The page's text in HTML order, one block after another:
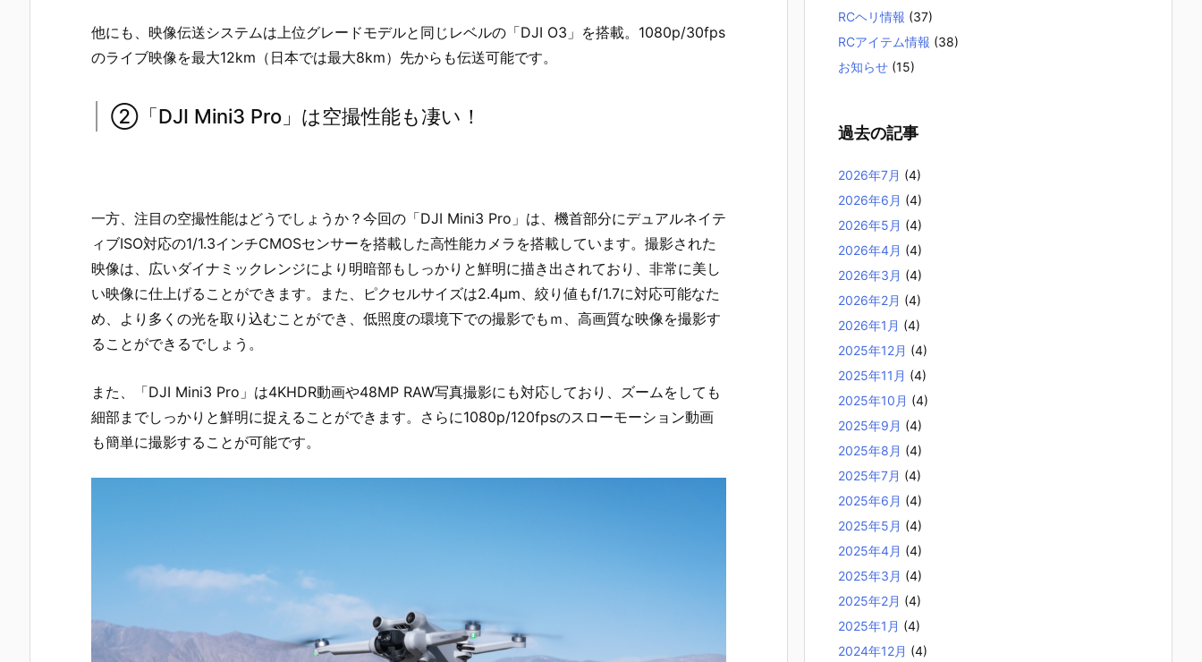
他にも、映像伝送システムは上位グレードモデルと同じレベルの「DJI O3」を搭載。1080p/30fps
のライブ映像を最大12km（日本では最大8km）先からも伝送可能です。
②「DJI Mini3 Pro」は空撮性能も凄い！
一方、注目の空撮性能はどうでしょうか？今回の「DJI Mini3 Pro」は、機首部分にデュアルネイテ
ィブISO対応の1/1.3インチCMOSセンサーを搭載した高性能カメラを搭載しています。撮影された
映像は、広いダイナミックレンジにより明暗部もしっかりと鮮明に描き出されており、非常に美し
い映像に仕上げることができます。また、ピクセルサイズは2.4μm、絞り値もf/1.7に対応可能なた
め、より多くの光を取り込むことができ、低照度の環境下での撮影でもｍ、高画質な映像を撮影す
ることができるでしょう。
また、「DJI Mini3 Pro」は4KHDR動画や48MP RAW写真撮影にも対応しており、ズームをしても
細部までしっかりと鮮明に捉えることができます。さらに1080p/120fpsのスローモーション動画
も簡単に撮影することが可能です。
RCヘリ情報 (37)
RCアイテム情報 (38)
お知らせ (15)
過去の記事
2026年7月 (4)
2026年6月 (4)
2026年5月 (4)
2026年4月 (4)
2026年3月 (4)
2026年2月 (4)
2026年1月 (4)
2025年12月 (4)
2025年11月 (4)
2025年10月 (4)
2025年9月 (4)
2025年8月 (4)
2025年7月 (4)
2025年6月 (4)
2025年5月 (4)
2025年4月 (4)
2025年3月 (4)
2025年2月 (4)
2025年1月 (4)
2024年12月 (4)